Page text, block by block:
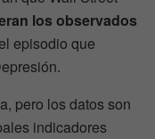
los observados
episodio que
pero los datos son
indicadores